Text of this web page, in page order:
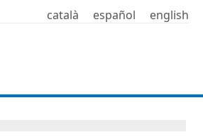
català español english